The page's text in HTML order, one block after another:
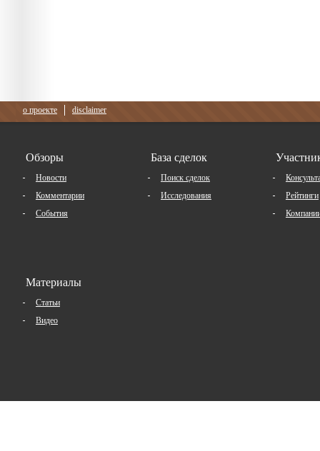
о проекте disclaimer
Обзоры
Новости
Комментарии
События
База сделок
Поиск сделок
Исследования
Рейтинги
Материалы
Статьи
Видео